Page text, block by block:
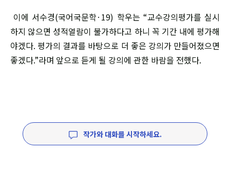
이에 서수경(국어국문학·19) 학우는 “교수강의평가를 실시
하지 않으면 성적열람이 불가하다고 하니 꼭 기간 내에 평가해
야겠다. 평가의 결과를 바탕으로 더 좋은 강의가 만들어졌으면
좋겠다.”라며 앞으로 듣게 될 강의에 관한 바람을 전했다.
작가와 대화를 시작하세요.